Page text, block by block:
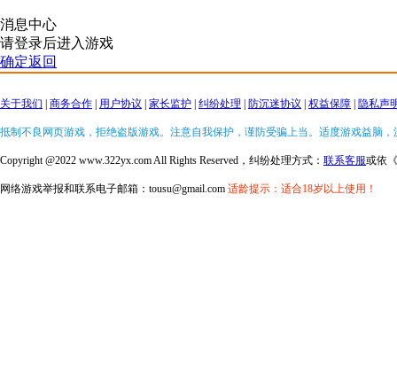
消息中心
请登录后进入游戏
确定返回
关于我们 商务合作 用户协议 家长监护 纠纷处理 防沉迷协议 权益保障 隐私声
抵制不良网页游戏，拒绝盗版游戏。注意自我保护，谨防受骗上当。适度游戏益脑
Copyright @2022 www.322yx.com All Rights Reserved，纠纷处理方式： 联系客服或依《
网络游戏举报和联系电子邮箱：tousu@gmail.com 适龄提示：适合18岁以上使用！